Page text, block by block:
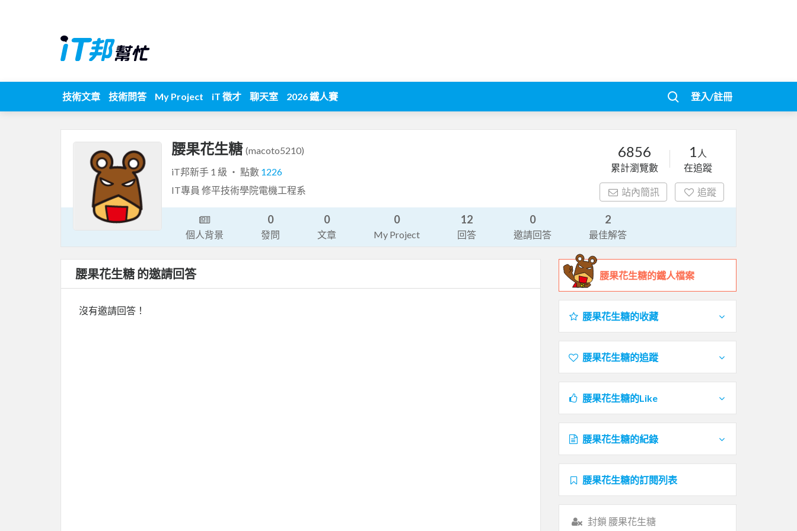
技術文章 技術問答 My Project iT 徵才 聊天室 2026 鐵人賽 登入/註冊
腰果花生糖 (macoto5210)
iT邦新手 1 級 ‧ 點數 1226
IT專員 修平技術學院電機工程系
6856
累計瀏覽數
1 人
在追蹤
站內簡訊 追蹤
個人背景
0
發問
0
文章
0
My Project
12
回答
0
邀請回答
2
最佳解答
腰果花生糖 的邀請回答
沒有邀請回答！
腰果花生糖的鐵人檔案
腰果花生糖的收藏
腰果花生糖的追蹤
腰果花生糖的Like
腰果花生糖的紀錄
腰果花生糖的訂閱列表
封鎖 腰果花生糖